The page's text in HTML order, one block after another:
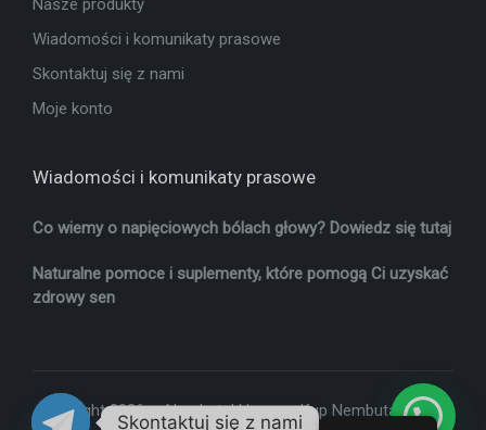
Nasze produkty
Wiadomości i komunikaty prasowe
Skontaktuj się z nami
Moje konto
Wiadomości i komunikaty prasowe
Co wiemy o napięciowych bólach głowy? Dowiedz się tutaj
Naturalne pomoce i suplementy, które pomogą Ci uzyskać
zdrowy sen
Copyright 2026 — Nembutal House -Kup Nembutal online
Skontaktuj się z nami